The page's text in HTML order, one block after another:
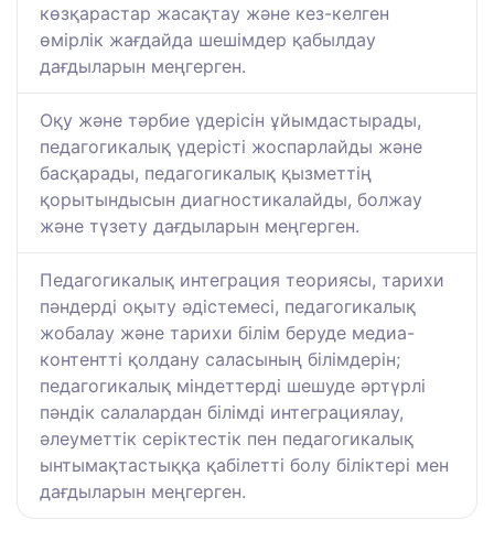
көзқарастар жасақтау және кез-келген
өмірлік жағдайда шешімдер қабылдау
дағдыларын меңгерген.
Оқу және тәрбие үдерісін ұйымдастырады,
педагогикалық үдерісті жоспарлайды және
басқарады, педагогикалық қызметтің
қорытындысын диагностикалайды, болжау
және түзету дағдыларын меңгерген.
Педагогикалық интеграция теориясы, тарихи
пәндерді оқыту әдістемесі, педагогикалық
жобалау және тарихи білім беруде медиа-
контентті қолдану саласының білімдерін;
педагогикалық міндеттерді шешуде әртүрлі
пәндік салалардан білімді интеграциялау,
әлеуметтік серіктестік пен педагогикалық
ынтымақтастыққа қабілетті болу біліктері мен
дағдыларын меңгерген.